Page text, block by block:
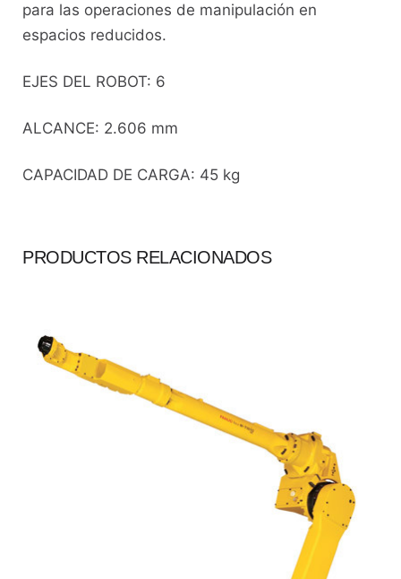
para las operaciones de manipulación en
espacios reducidos.
EJES DEL ROBOT: 6
ALCANCE: 2.606 mm
CAPACIDAD DE CARGA: 45 kg
PRODUCTOS RELACIONADOS